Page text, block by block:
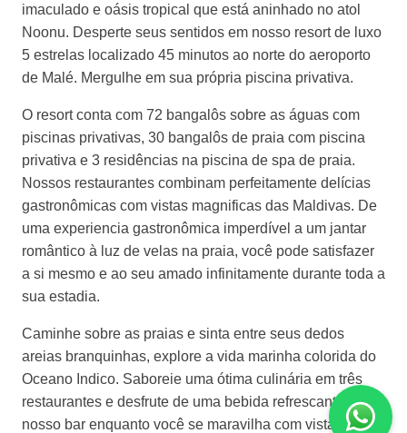
imaculado e oásis tropical que está aninhado no atol
Noonu. Desperte seus sentidos em nosso resort de luxo
5 estrelas localizado 45 minutos ao norte do aeroporto
de Malé. Mergulhe em sua própria piscina privativa.
O resort conta com 72 bangalôs sobre as águas com
piscinas privativas, 30 bangalôs de praia com piscina
privativa e 3 residências na piscina de spa de praia.
Nossos restaurantes combinam perfeitamente delícias
gastronômicas com vistas magnificas das Maldivas. De
uma experiencia gastronômica imperdível a um jantar
romântico à luz de velas na praia, você pode satisfazer
a si mesmo e ao seu amado infinitamente durante toda a
sua estadia.
Caminhe sobre as praias e sinta entre seus dedos
areias branquinhas, explore a vida marinha colorida do
Oceano Indico. Saboreie uma ótima culinária em três
restaurantes e desfrute de uma bebida refrescante em
nosso bar enquanto você se maravilha com vistas